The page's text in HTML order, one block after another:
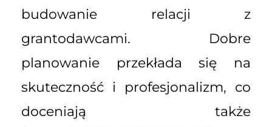
budowanie relacji z
grantodawcami. Dobre
planowanie przekłada się na
skuteczność i profesjonalizm, co
doceniają także